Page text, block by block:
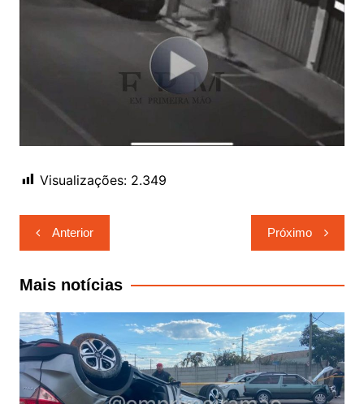
Visualizações: 2.349
Navegação
de
Post
Anterior Próximo
Mais notícias